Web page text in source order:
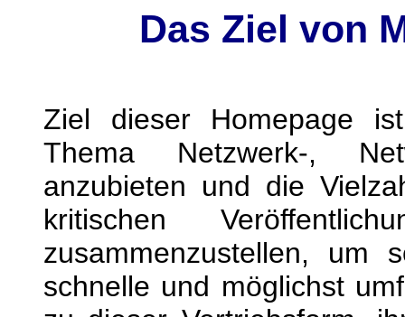
Das Ziel von
Ziel dieser Homepage
Thema Netzwerk-,
anzubieten und die
kritischen
zusammenzustellen, um
schnelle und möglichst